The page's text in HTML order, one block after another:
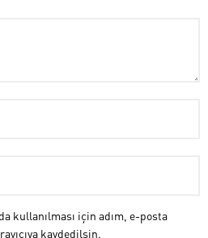
kullanılması için adım, e-posta
kaydedilsin.